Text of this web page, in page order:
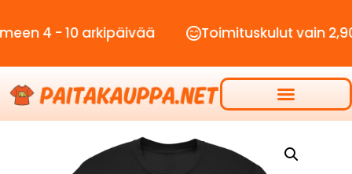
- 10 arkipäivää Toimituskulut vain 2,90€